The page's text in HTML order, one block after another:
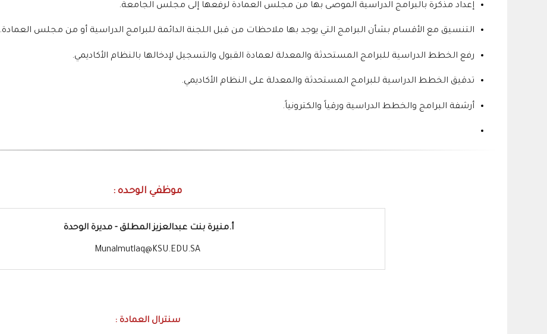
إعداد مذكرة بالبرامج الدراسية الموصى بها من مجلس العمادة لرفعها إلى مجلس الجامعة.
التنسيق مع الأقسام بشأن البرامج التي يوجد بها ملاحظات من قبل اللجنة الدائمة للبرامج الدراسية أو من مجلس العمادة.
رفع الخطط الدراسية للبرامج المستحدثة والمعدلة لعمادة القبول والتسجيل لإدخالها بالنظام الأكاديمي.
تدقيق الخطط الدراسية للبرامج المستحدثة والمعدلة على النظام الأكاديمي.
أرشفة البرامج والخطط الدراسية ورقياً والكترونياً.
موظفي الوحده :
أ.منيرة بنت عبدالعزيز المطلق - مديرة الوحدة
Munalmutlaq@KSU.EDU.SA
سنترال العمادة :